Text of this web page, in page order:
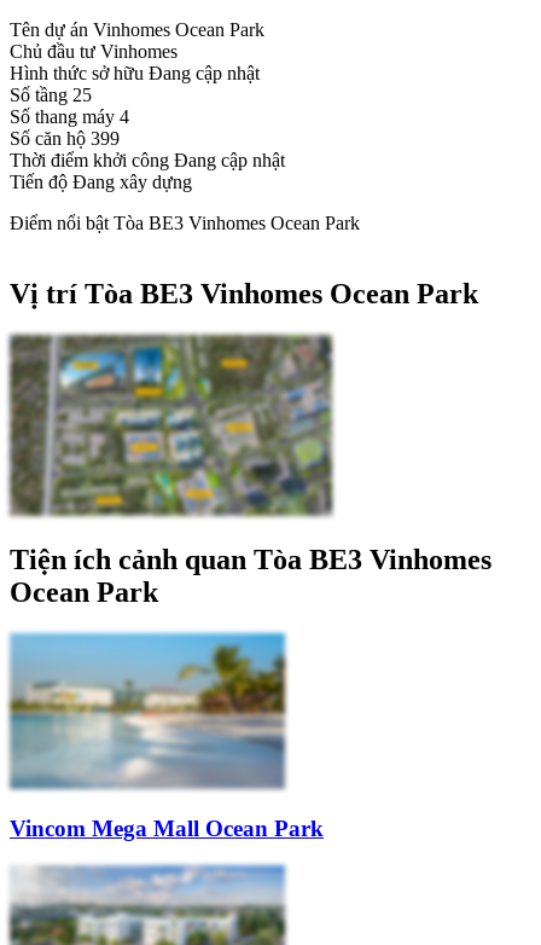
Tên dự án Vinhomes Ocean Park
Chủ đầu tư Vinhomes
Hình thức sở hữu Đang cập nhật
Số tầng 25
Số thang máy 4
Số căn hộ 399
Thời điểm khởi công Đang cập nhật
Tiến độ Đang xây dựng
Điểm nổi bật Tòa BE3 Vinhomes Ocean Park
Vị trí Tòa BE3 Vinhomes Ocean Park
Tiện ích cảnh quan Tòa BE3 Vinhomes
Ocean Park
Vincom Mega Mall Ocean Park